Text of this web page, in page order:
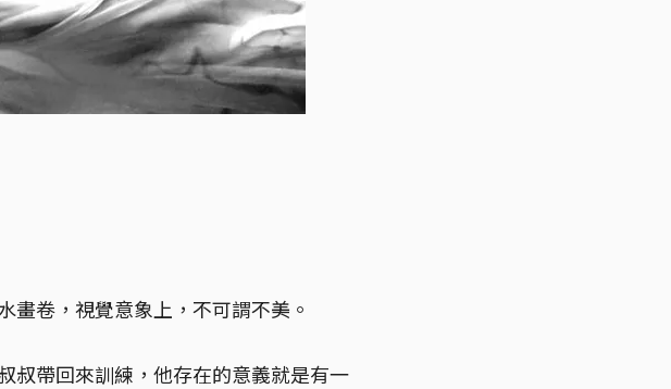
畫卷，視覺意象上，不可謂不美。
叔帶回來訓練，他存在的意義就是有一